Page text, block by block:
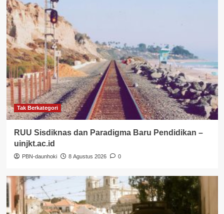
Tak Berkategori
RUU Sisdiknas dan Paradigma Baru Pendidikan –
uinjkt.ac.id
PBN-daunhoki 8 Agustus 2026 0